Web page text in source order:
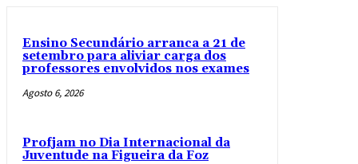
Ensino Secundário arranca a 21 de
setembro para aliviar carga dos
professores envolvidos nos exames
Agosto 6, 2026
Profjam no Dia Internacional da
Juventude na Figueira da Foz